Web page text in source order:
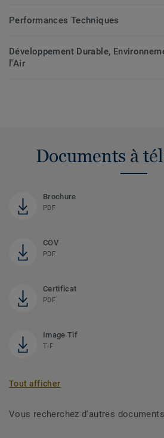
Performances Techniques
Développement Durable,
l'Air
Documents à
Brochure
PDF
COV
PDF
Certificat
PDF
Image Tif
TIF
Tout afficher
Vous recherchez d'autres